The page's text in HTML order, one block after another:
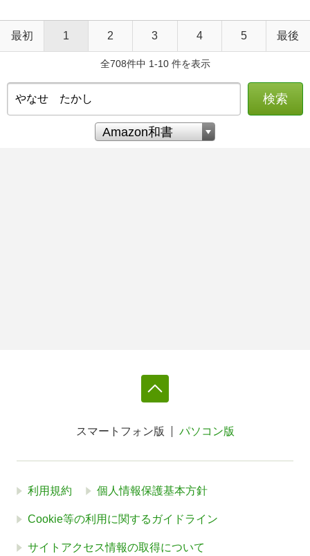
最初 1 2 3 4 5 最後
全708件中 1-10 件を表示
検索
スマートフォン版 パソコン版
利用規約 個人情報保護基本方針
Cookie等の利用に関するガイドライン
サイトアクセス情報の取得について